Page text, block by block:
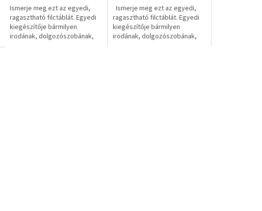
E
Ismerje meg ezt az egyedi,
ragasztható filctáblát. Egyedi
kiegészítője bármilyen
irodának, dolgozószobának,
Ismerje meg ezt az egyedi,
ragasztható filctáblát. Egyedi
kiegészítője bármilyen
irodának, dolgozószobának,